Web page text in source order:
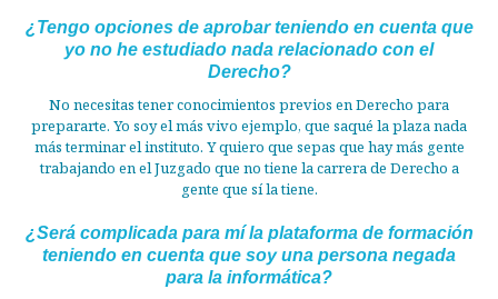
¿Tengo opciones de aprobar teniendo en cuenta que
yo no he estudiado nada relacionado con el
Derecho?
No necesitas tener conocimientos previos en Derecho para
prepararte. Yo soy el más vivo ejemplo, que saqué la plaza nada
más terminar el instituto. Y quiero que sepas que hay más gente
trabajando en el Juzgado que no tiene la carrera de Derecho a
gente que sí la tiene.
¿Será complicada para mí la plataforma de formación
teniendo en cuenta que soy una persona negada
para la informática?